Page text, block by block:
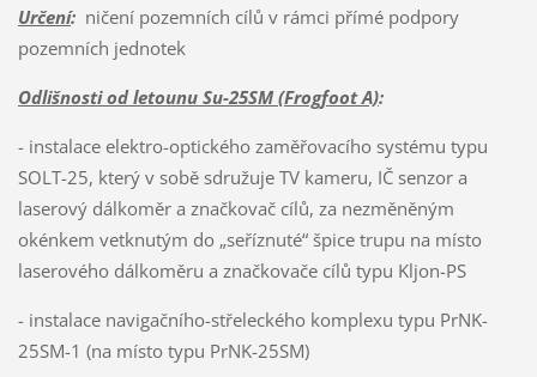
Určení:ničení pozemních cílů v rámci přímé podpory
pozemních jednotek
Odlišnosti od letounu Su-25SM (Frogfoot A):
- instalace elektro-optického zaměřovacího systému typu
SOLT-25, který v sobě sdružuje TV kameru, IČ senzor a
laserový dálkoměr a značkovač cílů, za nezměněným
okénkem vetknutým do „seříznuté“ špice trupu na místo
laserového dálkoměru a značkovače cílů typu Kljon-PS
- instalace navigačního-střeleckého komplexu typu PrNK-
25SM-1 (na místo typu PrNK-25SM)